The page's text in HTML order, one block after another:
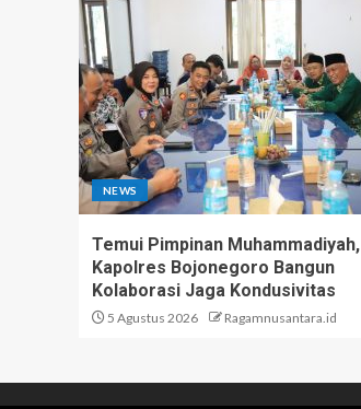
NEWS
Temui Pimpinan Muhammadiyah,
Kapolres Bojonegoro Bangun
Kolaborasi Jaga Kondusivitas
5 Agustus 2026 Ragamnusantara.id